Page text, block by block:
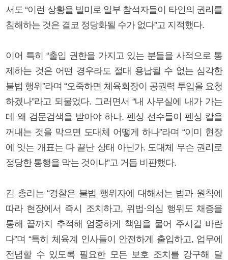
서도 “이런 상황을 빌미로 일부 참석자들이 타인의 권리를
침해하는 것은 결코 정당화될 수가 없다”고 지적했다.
이어 특히 “출입 권한을 가지고 있는 분들을 사적으로 통
제하는 것은 어떤 경우라도 절대 용납될 수 없는 심각한
불법 행위”라며 “오죽하면 체육회장이 공권력 투입을 요청
하겠나”라고 되물었다. 그러면서 “내 사무실에 내가 가는
데 왜 검문검색을 받아야 하나. 펜싱 선수들이 펜싱 칼을
꺼내는 것을 막으면 도대체 어떻게 하나”라며 “이미 현장
에 잇는 개표는 다 끝난 상태 아닌가. 도대체 무슨 권리로
정당한 통행을 막는 것이냐”고 거듭 비판했다.
김 총리는 “경찰은 불법 행위자에 대해서는 법과 원칙에
따라 현장에서 즉시 조치하고, 위법·의심 행위도 채증을
통해 끝까지 추적해 엄중하게 책임을 물어 주시길 바란
다”며 “특히 체육계 인사들이 안전하게 출입하고, 업무에
전념할 수 있도록 필요한 모든 보호 조치를 강구해 달